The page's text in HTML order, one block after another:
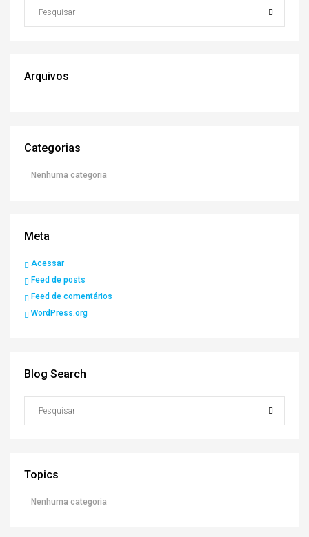
Arquivos
Categorias
Nenhuma categoria
Meta
Acessar
Feed de posts
Feed de comentários
WordPress.org
Blog Search
Topics
Nenhuma categoria